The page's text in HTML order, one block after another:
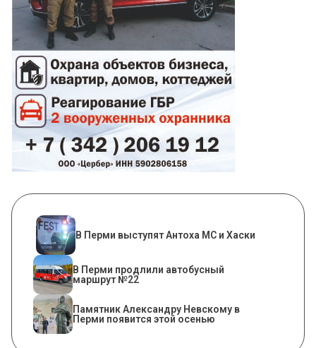
В Перми выступят Антоха МС и Хаски
В Перми продлили автобусный
маршрут №22
​Памятник Александру Невскому в
Перми появится этой осенью